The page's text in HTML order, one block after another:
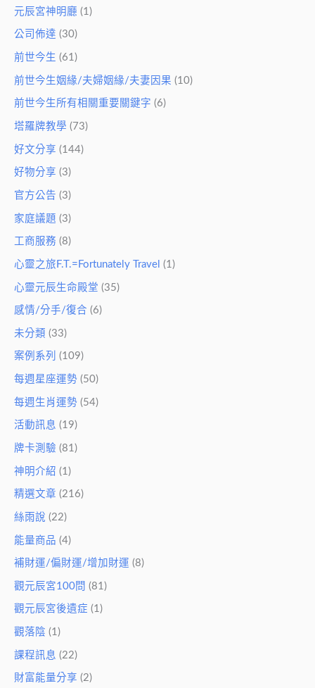
元辰宮神明廳 (1)
公司佈達 (30)
前世今生 (61)
前世今生姻緣/夫婦姻緣/夫妻因果 (10)
前世今生所有相關重要關鍵字 (6)
塔羅牌教學 (73)
好文分享 (144)
好物分享 (3)
官方公告 (3)
家庭議題 (3)
工商服務 (8)
心靈之旅F.T.=Fortunately Travel (1)
心靈元辰生命殿堂 (35)
感情/分手/復合 (6)
未分類 (33)
案例系列 (109)
每週星座運勢 (50)
每週生肖運勢 (54)
活動訊息 (19)
牌卡測驗 (81)
神明介紹 (1)
精選文章 (216)
絲雨說 (22)
能量商品 (4)
補財運/偏財運/增加財運 (8)
觀元辰宮100問 (81)
觀元辰宮後遺症 (1)
觀落陰 (1)
課程訊息 (22)
財富能量分享 (2)